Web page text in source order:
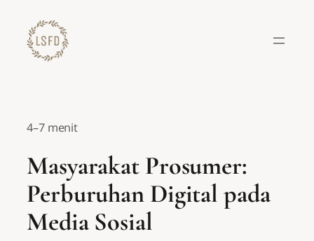
konten
4–7 menit
Masyarakat Prosumer:
Perburuhan Digital pada
Media Sosial